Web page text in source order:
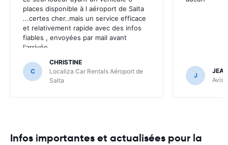
places disponible à l aéroport de Salta
...certes cher..mais un service efficace
et relativement rapide avec des infos
fiables , envoyées par mail avant
l'arrivée .
C
CHRISTINE
Localiza Car Rentals Aéroport de
Salta
J
Avis
Infos importantes et actualisées pour la